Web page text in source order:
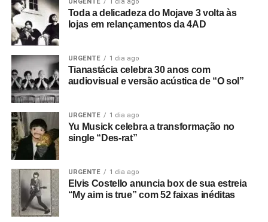
Toda a delicadeza do Mojave 3 volta às
lojas em relançamentos da 4AD
URGENTE 1 dia ago
Tianastácia celebra 30 anos com
audiovisual e versão acústica de “O sol”
URGENTE 1 dia ago
Yu Musick celebra a transformação no
single “Des-rat”
URGENTE 1 dia ago
Elvis Costello anuncia box de sua estreia
“My aim is true” com 52 faixas inéditas